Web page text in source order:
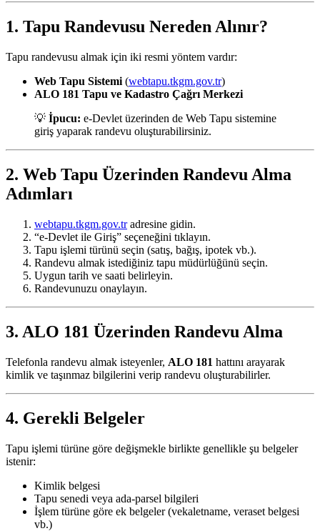
1. Tapu Randevusu Nereden Alınır?
Tapu randevusu almak için iki resmi yöntem vardır:
Web Tapu Sistemi (webtapu.tkgm.gov.tr)
ALO 181 Tapu ve Kadastro Çağrı Merkezi
💡 İpucu: e-Devlet üzerinden de Web Tapu sistemine
giriş yaparak randevu oluşturabilirsiniz.
2. Web Tapu Üzerinden Randevu Alma
Adımları
webtapu.tkgm.gov.tradresine gidin.
“e-Devlet ile Giriş” seçeneğini tıklayın.
Tapu işlemi türünü seçin (satış, bağış, ipotek vb.).
Randevu almak istediğiniz tapu müdürlüğünü seçin.
Uygun tarih ve saati belirleyin.
Randevunuzu onaylayın.
3. ALO 181 Üzerinden Randevu Alma
Telefonla randevu almak isteyenler, ALO 181 hattını arayarak
kimlik ve taşınmaz bilgilerini verip randevu oluşturabilirler.
4. Gerekli Belgeler
Tapu işlemi türüne göre değişmekle birlikte genellikle şu belgeler
istenir:
Kimlik belgesi
Tapu senedi veya ada-parsel bilgileri
İşlem türüne göre ek belgeler (vekaletname, veraset belgesi
vb.)